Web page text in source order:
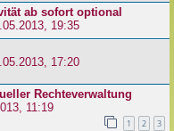
ab sofort optional
19:35
17:20
Rechteverwaltung
11:19
1 2 3